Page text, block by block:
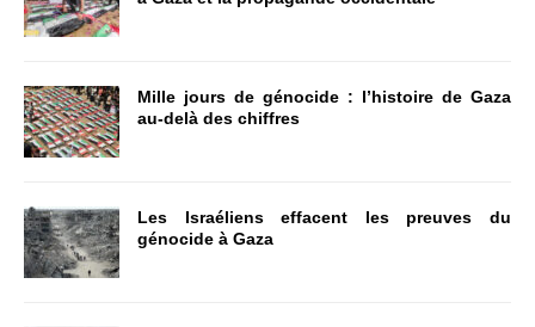
Mille jours de génocide : l’histoire de Gaza
au-delà des chiffres
Les Israéliens effacent les preuves du
génocide à Gaza